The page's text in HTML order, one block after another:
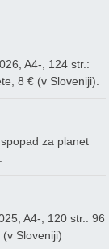
A4-, 124 str.:
8 € (v Sloveniji).
za planet
A4-, 120 str.: 96
Sloveniji)